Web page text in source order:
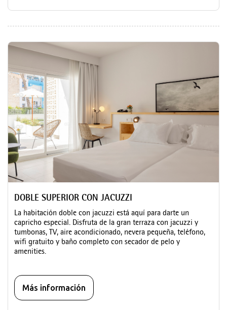
DOBLE SUPERIOR CON JACUZZI
La habitación doble con jacuzzi está aquí para darte un
capricho especial. Disfruta de la gran terraza con jacuzzi y
tumbonas, TV, aire acondicionado, nevera pequeña, teléfono,
wifi gratuito y baño completo con secador de pelo y
amenities.
Más información